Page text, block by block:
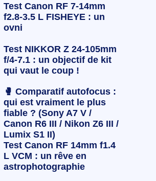
Test Canon RF 7-14mm
f2.8-3.5 L FISHEYE : un
ovni
Test NIKKOR Z 24-105mm
f/4-7.1 : un objectif de kit
qui vaut le coup !
🥊 Comparatif autofocus :
qui est vraiment le plus
fiable ? (Sony A7 V /
Canon R6 III / Nikon Z6 III /
Lumix S1 II)
Test Canon RF 14mm f1.4
L VCM : un rêve en
astrophotographie